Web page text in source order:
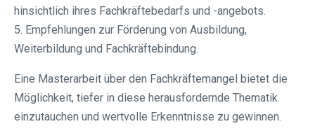
hinsichtlich ihres Fachkräftebedarfs und -angebots.
5. Empfehlungen zur Förderung von Ausbildung,
Weiterbildung und Fachkräftebindung.
Eine Masterarbeit über den Fachkräftemangel bietet die
Möglichkeit, tiefer in diese herausfordernde Thematik
einzutauchen und wertvolle Erkenntnisse zu gewinnen.